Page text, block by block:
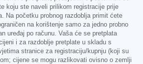
koju ste naveli prilikom registracije prije
Na početku probnog razdoblja primit ćete
na korištenje samo za jedno probno
uređaj po računu. Vaša će se pretplata
i za razdoblje pretplate u skladu s
stranice za registraciju/kupnju (koji su
cijene se mogu razlikovati ovisno o zemlji